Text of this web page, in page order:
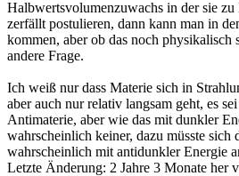
Halbwertsvolumenzuwachs in der sie
zerfällt postulieren, dann kann man in
kommen, aber ob das noch
andere Frage.
Ich weiß nur dass Materie sich in
aber auch nur relativ langsam geht, es
Antimaterie, aber wie das mit dunkler
wahrscheinlich keiner, dazu müsste sich
wahrscheinlich mit antidunkler Energie
Letzte Änderung: 2 Jahre 3 Monate her